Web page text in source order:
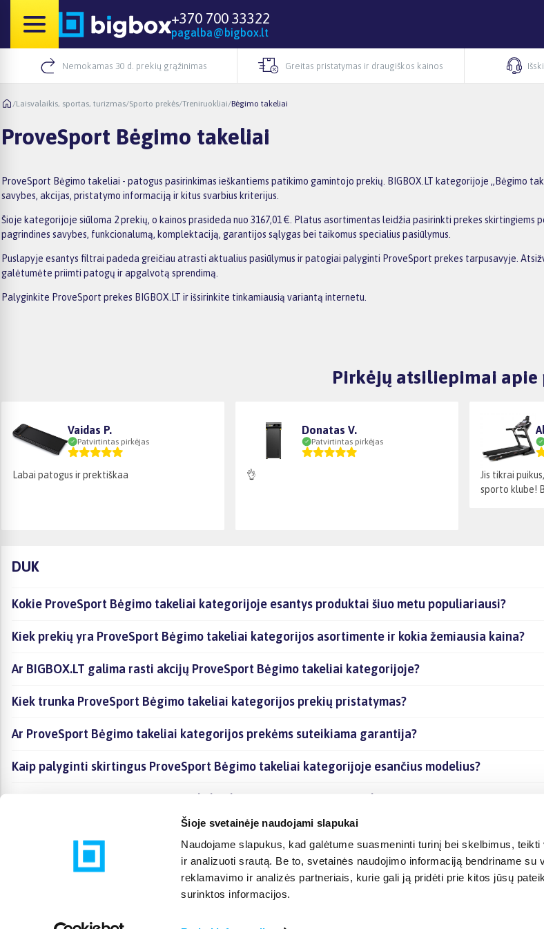
Šioje svetainėje naudojami slapukai
Naudojame slapukus, kad galėtume suasmeninti turinį bei skelbimus,
ir analizuoti srautą. Be to, svetainės naudojimo informaciją bendriname su
reklamavimo ir analizės partneriais, kurie gali ją pridėti prie kitos jūsų
surinktos informacijos.
+370 700 33322
pagalba@bigbox.lt
Nemokamas 30 d. prekių grąžinimas Greitas pristatymas ir draugiškos kainos
/Laisvalaikis, sportas, turizmas/Sporto prekės/Treniruokliai/Bėgimo takeliai
ProveSport Bėgimo takeliai
ProveSport Bėgimo takeliai - patogus pasirinkimas ieškantiems patikimo gamintojo prekių. BIGBOX.LT kategorijoje „Bėgimo
savybes, akcijas, pristatymo informaciją ir kitus svarbius kriterijus.
Šioje kategorijoje siūloma 2 prekių, o kainos prasideda nuo 3167,01 €. Platus asortimentas leidžia pasirinkti prekes
pagrindines savybes, funkcionalumą, komplektaciją, garantijos sąlygas bei taikomus specialius pasiūlymus.
Puslapyje esantys filtrai padeda greičiau atrasti aktualius pasiūlymus ir patogiai palyginti ProveSport prekes tarpusavyje.
galėtumėte priimti patogų ir apgalvotą sprendimą.
Palyginkite ProveSport prekes BIGBOX.LT ir išsirinkite tinkamiausią variantą internetu.
Pirkėjų atsiliepimai apie
Vaidas P.
Patvirtintas pirkėjas
Labai patogus ir prektiškaa
Donatas V.
Patvirtintas pirkėjas
👌
Jis tikrai
sporto klube!
DUK
Kokie ProveSport Bėgimo takeliai kategorijoje esantys produktai šiuo metu populiariausi?
Kiek prekių yra ProveSport Bėgimo takeliai kategorijos asortimente ir kokia žemiausia kaina?
Ar BIGBOX.LT galima rasti akcijų ProveSport Bėgimo takeliai kategorijoje?
Kiek trunka ProveSport Bėgimo takeliai kategorijos prekių pristatymas?
Ar ProveSport Bėgimo takeliai kategorijos prekėms suteikiama garantija?
Kaip palyginti skirtingus ProveSport Bėgimo takeliai kategorijoje esančius modelius?
Kaip įsigyti ProveSport Bėgimo takeliai kategorijoje esančias prekes internetu?